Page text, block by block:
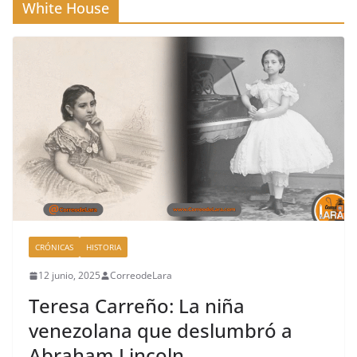
White House
CRÓNICAS HISTORIA
12 junio, 2025 CorreodeLara
Teresa Carreño: La niña
venezolana que deslumbró a